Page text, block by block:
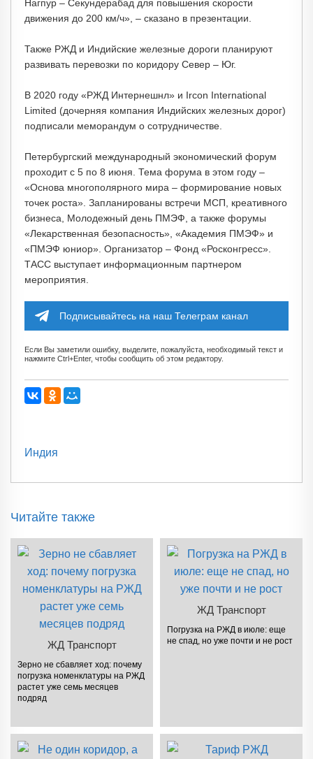
Нагпур – Секундерабад для повышения скорости
движения до 200 км/ч», – сказано в презентации.
Также РЖД и Индийские железные дороги планируют
развивать перевозки по коридору Север – Юг.
В 2020 году «РЖД Интернешнл» и Ircon International
Limited (дочерняя компания Индийских железных дорог)
подписали меморандум о сотрудничестве.
Петербургский международный экономический форум
проходит с 5 по 8 июня. Тема форума в этом году –
«Основа многополярного мира – формирование новых
точек роста». Запланированы встречи МСП, креативного
бизнеса, Молодежный день ПМЭФ, а также форумы
«Лекарственная безопасность», «Академия ПМЭФ» и
«ПМЭФ юниор». Организатор – Фонд «Росконгресс».
ТАСС выступает информационным партнером
мероприятия.
Подписывайтесь на наш Телеграм канал
Если Вы заметили ошибку, выделите, пожалуйста, необходимый текст и
нажмите Ctrl+Enter, чтобы сообщить об этом редактору.
Индия
Читайте также
ЖД Транспорт
Зерно не сбавляет ход: почему
погрузка номенклатуры на РЖД
растет уже семь месяцев
подряд
ЖД Транспорт
Погрузка на РЖД в июле: еще
не спад, но уже почти и не рост